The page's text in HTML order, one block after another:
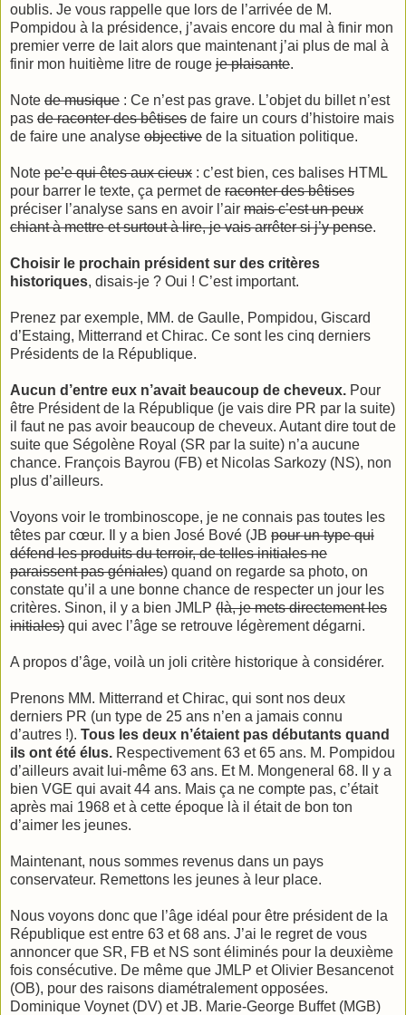
oublis. Je vous rappelle que lors de l’arrivée de M.
Pompidou à la présidence, j’avais encore du mal à finir mon
premier verre de lait alors que maintenant j’ai plus de mal à
finir mon huitième litre de rouge je plaisante.
Note de musique : Ce n’est pas grave. L’objet du billet n’est
pas de raconter des bêtises de faire un cours d’histoire mais
de faire une analyse objective de la situation politique.
Note pe’e qui êtes aux cieux : c’est bien, ces balises HTML
pour barrer le texte, ça permet de raconter des bêtises
préciser l’analyse sans en avoir l’air mais c’est un peux
chiant à mettre et surtout à lire, je vais arrêter si j’y pense.
Choisir le prochain président sur des critères
historiques, disais-je ? Oui ! C’est important.
Prenez par exemple, MM. de Gaulle, Pompidou, Giscard
d’Estaing, Mitterrand et Chirac. Ce sont les cinq derniers
Présidents de la République.
Aucun d’entre eux n’avait beaucoup de cheveux. Pour
être Président de la République (je vais dire PR par la suite)
il faut ne pas avoir beaucoup de cheveux. Autant dire tout de
suite que Ségolène Royal (SR par la suite) n’a aucune
chance. François Bayrou (FB) et Nicolas Sarkozy (NS), non
plus d’ailleurs.
Voyons voir le trombinoscope, je ne connais pas toutes les
têtes par cœur. Il y a bien José Bové (JB pour un type qui
défend les produits du terroir, de telles initiales ne
paraissent pas géniales) quand on regarde sa photo, on
constate qu’il a une bonne chance de respecter un jour les
critères. Sinon, il y a bien JMLP (là, je mets directement les
initiales) qui avec l’âge se retrouve légèrement dégarni.
A propos d’âge, voilà un joli critère historique à considérer.
Prenons MM. Mitterrand et Chirac, qui sont nos deux
derniers PR (un type de 25 ans n’en a jamais connu
d’autres !). Tous les deux n’étaient pas débutants quand
ils ont été élus. Respectivement 63 et 65 ans. M. Pompidou
d’ailleurs avait lui-même 63 ans. Et M. Mongeneral 68. Il y a
bien VGE qui avait 44 ans. Mais ça ne compte pas, c’était
après mai 1968 et à cette époque là il était de bon ton
d’aimer les jeunes.
Maintenant, nous sommes revenus dans un pays
conservateur. Remettons les jeunes à leur place.
Nous voyons donc que l’âge idéal pour être président de la
République est entre 63 et 68 ans. J’ai le regret de vous
annoncer que SR, FB et NS sont éliminés pour la deuxième
fois consécutive. De même que JMLP et Olivier Besancenot
(OB), pour des raisons diamétralement opposées.
Dominique Voynet (DV) et JB. Marie-George Buffet (MGB)